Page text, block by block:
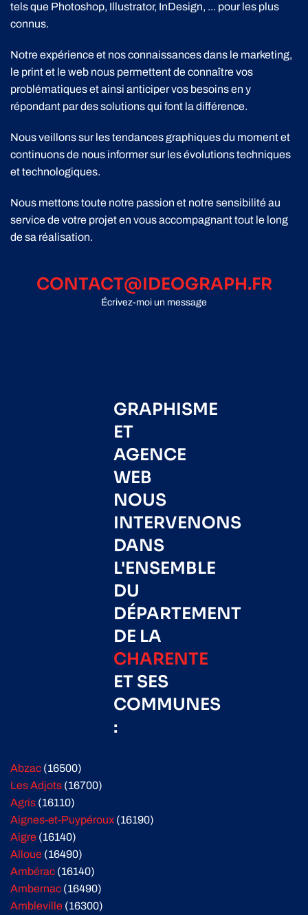
tels que Photoshop, Illustrator, InDesign, ... pour les plus
connus.
Notre expérience et nos connaissances dans le marketing,
le print et le web nous permettent de connaître vos
problématiques et ainsi anticiper vos besoins en y
répondant par des solutions qui font la différence.
Nous veillons sur les tendances graphiques du moment et
continuons de nous informer sur les évolutions techniques
et technologiques.
Nous mettons toute notre passion et notre sensibilité au
service de votre projet en vous accompagnant tout le long
de sa réalisation.
CONTACT@IDEOGRAPH.FR
Écrivez-moi un message
GRAPHISME
ET
AGENCE
WEB
NOUS
INTERVENONS
DANS
L'ENSEMBLE
DU
DÉPARTEMENT
DE LA
CHARENTE
ET SES
COMMUNES
:
Abzac (16500)
Les Adjots (16700)
Agris (16110)
Aignes-et-Puypéroux (16190)
Aigre (16140)
Alloue (16490)
Ambérac (16140)
Ambernac (16490)
Ambleville (16300)